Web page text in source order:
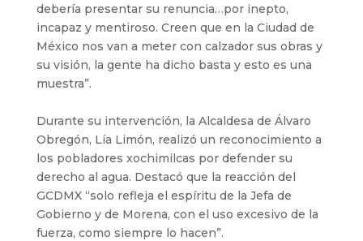
debería presentar su renuncia…por inepto,
incapaz y mentiroso. Creen que en la Ciudad de
México nos van a meter con calzador sus obras y
su visión, la gente ha dicho basta y esto es una
muestra”.
Durante su intervención, la Alcaldesa de Álvaro
Obregón, Lía Limón, realizó un reconocimiento a
los pobladores xochimilcas por defender su
derecho al agua. Destacó que la reacción del
GCDMX “solo refleja el espíritu de la Jefa de
Gobierno y de Morena, con el uso excesivo de la
fuerza, como siempre lo hacen”.